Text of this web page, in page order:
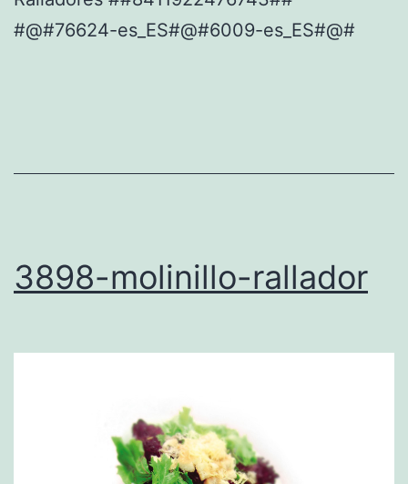
#@#76624-es_ES#@#6009-es_ES#@#
3898-molinillo-rallador